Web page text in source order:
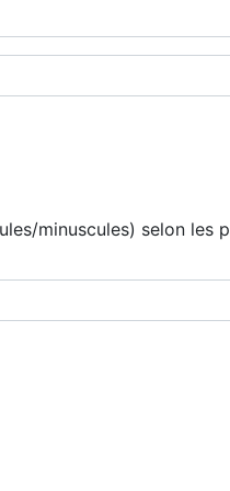
minuscules) selon les